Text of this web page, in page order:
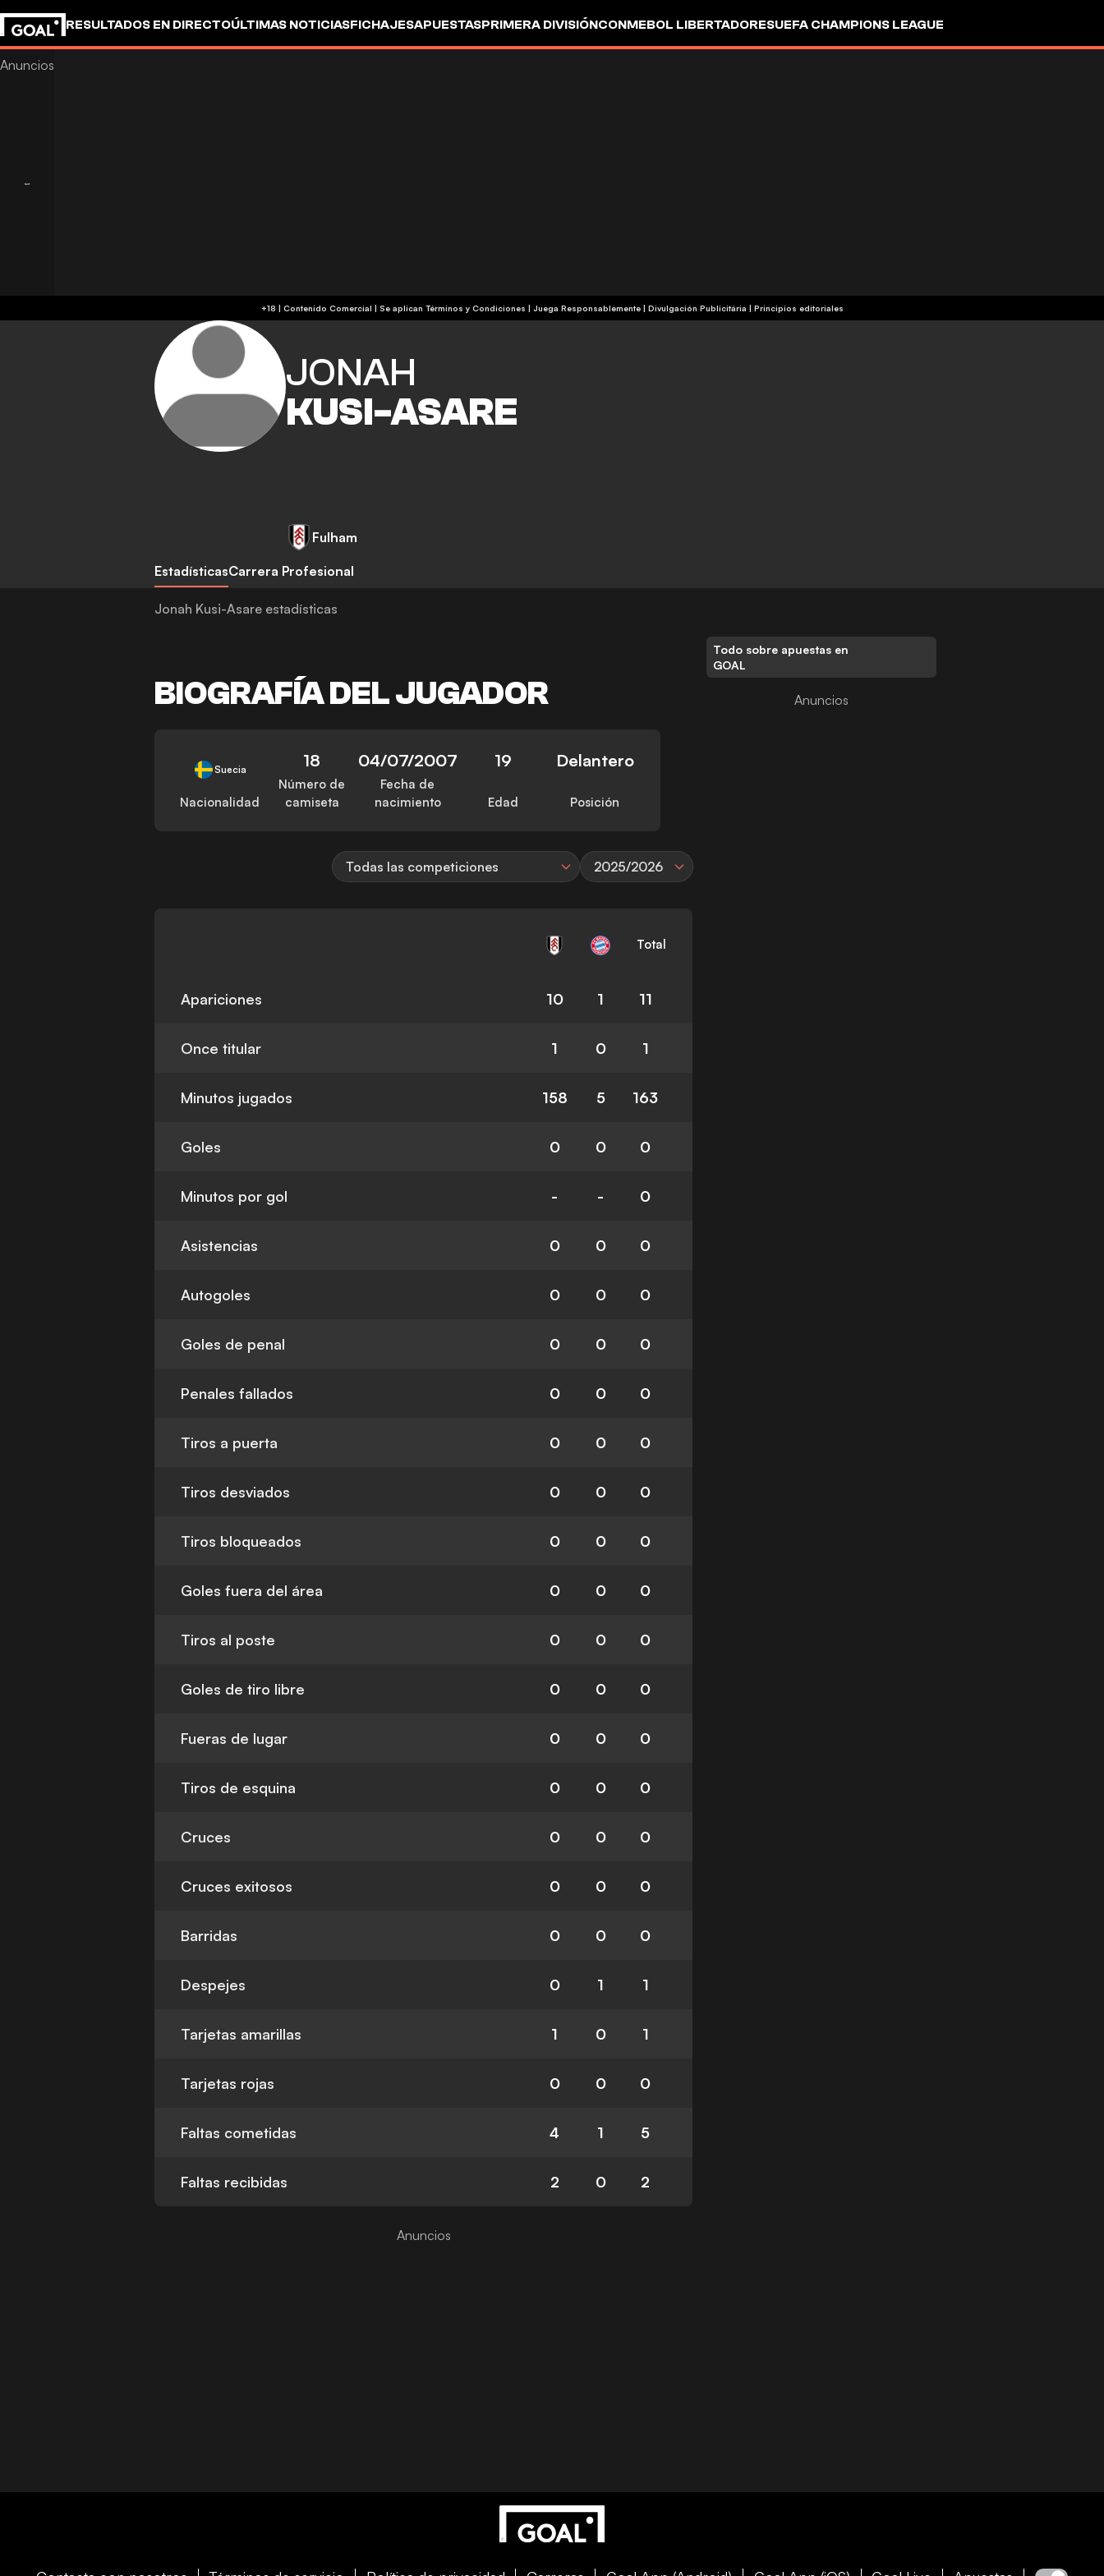
RESULTADOS EN DIRECTOÚLTIMAS NOTICIASFICHAJESAPUESTASPRIMERA DIVISIÓNCONMEBOL LIBERTADORESUEFA CHAMPIONS LEAGUE
+18 | Contenido Comercial | Se aplican Términos y Condiciones | Juega Responsablemente| Divulgación Publicitária | Principios editoriales
JONAH
KUSI-ASARE
Fulham
EstadísticasCarrera Profesional
Jonah Kusi-Asare estadísticas
BIOGRAFÍA DEL JUGADOR
Suecia
Nacionalidad
18
Número de
camiseta
04/07/2007
Fecha de
nacimiento
19
Edad
Delantero
Posición
Todas las competiciones 2025/2026
Total
Apariciones 10 1 11
Once titular 1 0 1
Minutos jugados 158 5 163
Goles 0 0 0
Minutos por gol - - 0
Asistencias 0 0 0
Autogoles 0 0 0
Goles de penal 0 0 0
Penales fallados 0 0 0
Tiros a puerta 0 0 0
Tiros desviados 0 0 0
Tiros bloqueados 0 0 0
Goles fuera del área 0 0 0
Tiros al poste 0 0 0
Goles de tiro libre 0 0 0
Fueras de lugar 0 0 0
Tiros de esquina 0 0 0
Cruces 0 0 0
Cruces exitosos 0 0 0
Barridas 0 0 0
Despejes 0 1 1
Tarjetas amarillas 1 0 1
Tarjetas rojas 0 0 0
Faltas cometidas 4 1 5
Faltas recibidas 2 0 2
Todo sobre apuestas en
GOAL